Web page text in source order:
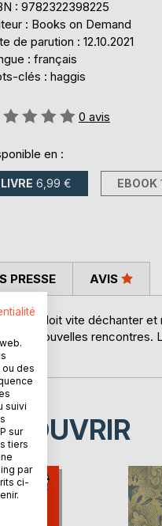
: 9782322398225
: Books on Demand
de parution : 12.10.2021
: français
clés : haggis
0 avis
en :
LIVRE 6,99 € EBOOK
il doit vite déchanter
de nouvelles rencontres.
PRESSE AVIS
des
suivi
sur
tiers
par
ci-